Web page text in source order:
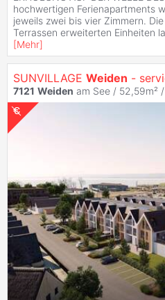
hochwertigen Ferienapartments
jeweils zwei bis vier Zimmern.
Terrassen erweiterten Einheiten
[Mehr]
SUNVILLAGE Weiden - serviced
7121 Weiden am See / 52,59m² /